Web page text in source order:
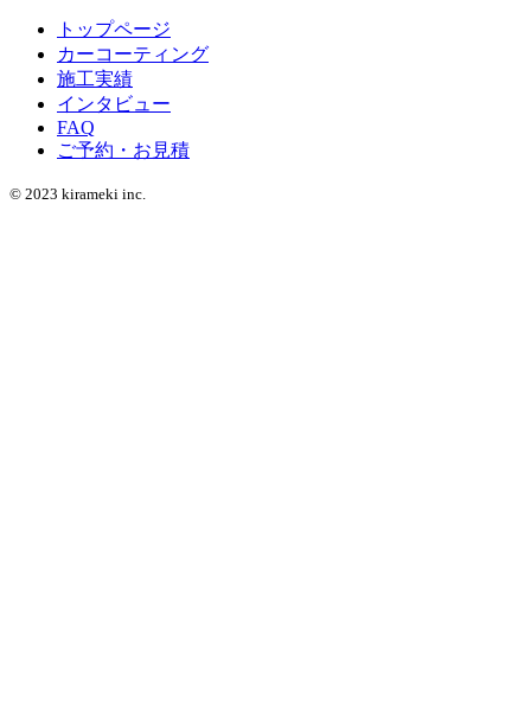
トップページ
カーコーティング
施工実績
インタビュー
FAQ
ご予約・お見積
© 2023 kirameki inc.